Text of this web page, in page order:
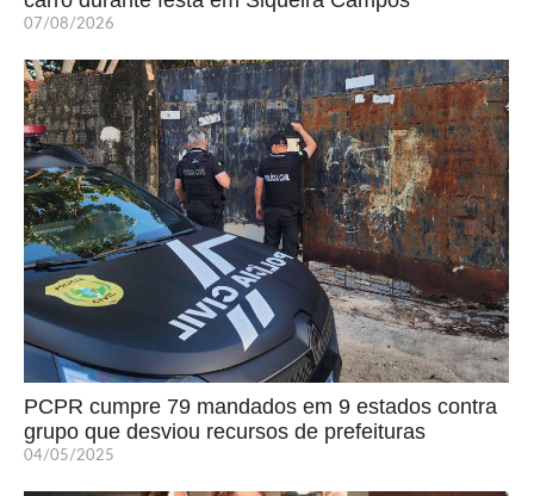
07/08/2026
PCPR cumpre 79 mandados em 9 estados contra
grupo que desviou recursos de prefeituras
04/05/2025